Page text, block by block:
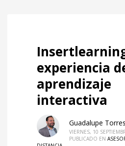
experiencia
aprendizaje
interactiva
Guadalupe Torres
VIERNES, 10
PUBLICADO EN